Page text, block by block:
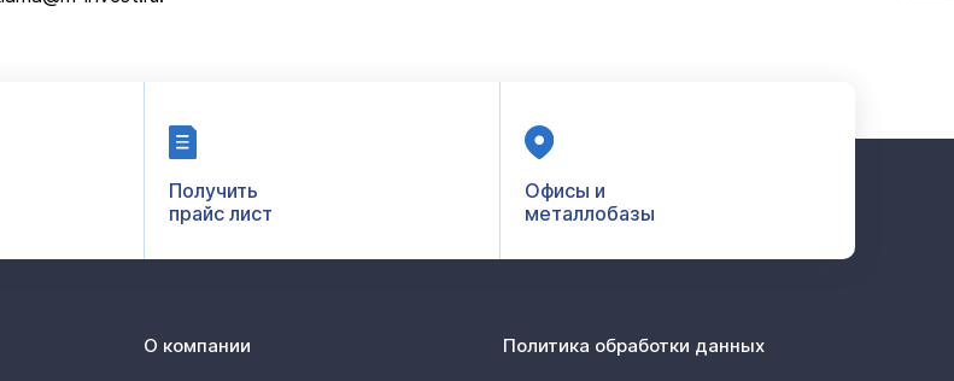
Получить
прайс лист
Офисы и
металлобазы
О компании
Политика обработки данных